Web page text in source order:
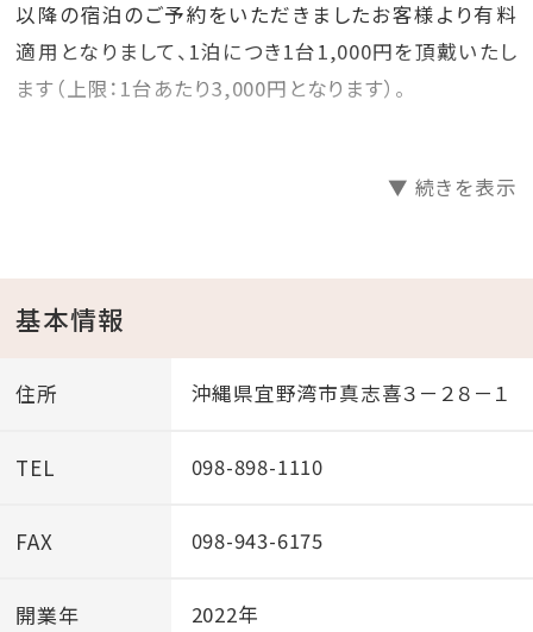
以降の宿泊のご予約をいただきましたお客様より有料
適用となりまして、1泊につき1台1,000円を頂戴いたし
ます（上限：1台あたり3,000円となります）。
足いただけるービスを提供できるよう努めてまいります
す。
▼ 続きを表示
基本情報
住所 沖縄県宜野湾市真志喜３－２８－１
TEL 098-898-1110
FAX 098-943-6175
開業年 2022年